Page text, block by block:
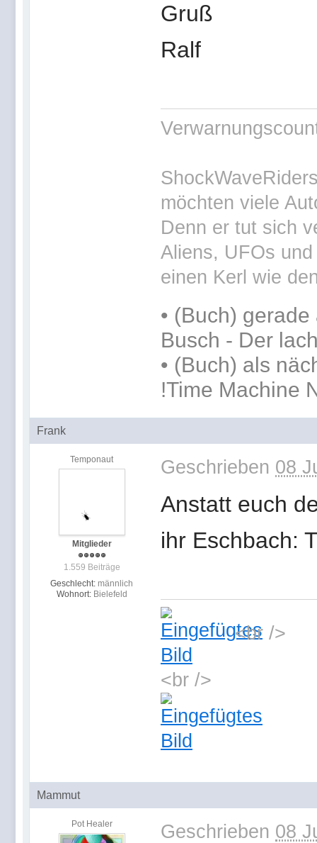
Gruß
Ralf
möchten viele
Denn er tut sich
Aliens, UFOs
einen Kerl wie
• (Buch) gerade
Busch - Der
• (Buch) als
!Time Machine
Frank
Temponaut
Mitglieder
1.559 Beiträge
Geschlecht: männlich
Wohnort: Bielefeld
Geschrieben 08
Anstatt euch
ihr Eschbach:
<br />
<br />
Mammut
Pot Healer Geschrieben 08